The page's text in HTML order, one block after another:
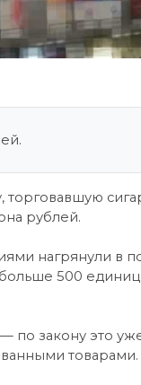
рублей.
нагрянули в
500
по закону это
товарами.